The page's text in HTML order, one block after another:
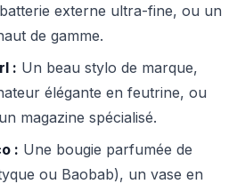
externe ultra-fine, ou un
de gamme.
: Un beau stylo de marque,
élégante en feutrine, ou
magazine spécialisé.
: Une bougie parfumée de
ou Baobab), un vase en